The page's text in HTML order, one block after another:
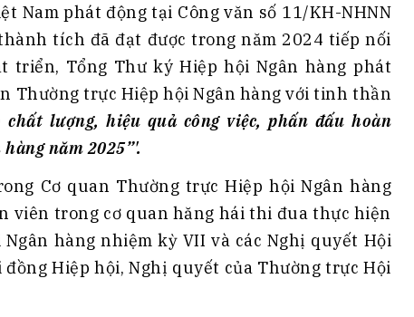
Nam phát động tại Công văn số 11/KH-NHNN
tích đã đạt được trong năm 2024 tiếp nối
Tổng Thư ký Hiệp hội Ngân hàng phát
Thường trực Hiệp hội Ngân hàng với tinh thần
lượng, hiệu quả công việc, phấn đấu hoàn
năm 2025”'.
Cơ quan Thường trực Hiệp hội Ngân hàng
viên trong cơ quan hăng hái thi đua thực hiện
hàng nhiệm kỳ VII và các Nghị quyết Hội
Hiệp hội, Nghị quyết của Thường trực Hội